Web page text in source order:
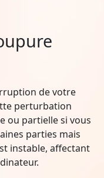
de votre
perturbation
ou partielle si vous
parties mais
instable, affectant